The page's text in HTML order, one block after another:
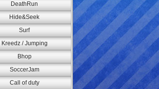
DeathRun
Hide&Seek
Surf
Kreedz / Jumping
Bhop
SoccerJam
Call of duty